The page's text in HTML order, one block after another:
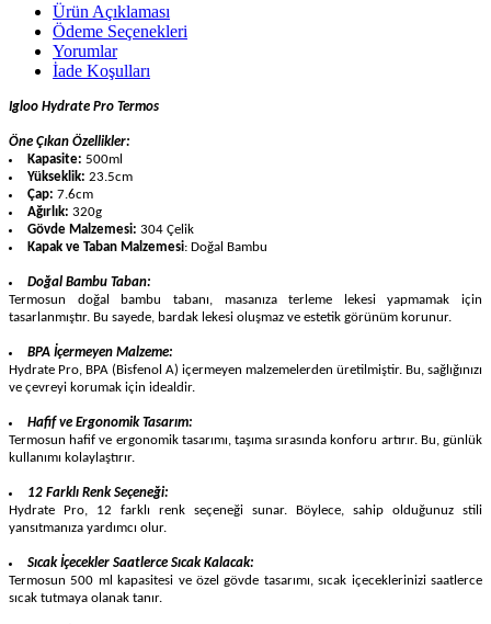
Ürün Açıklaması
Ödeme Seçenekleri
Yorumlar
İade Koşulları
Igloo Hydrate Pro Termos
Öne Çıkan Özellikler:
Kapasite:500ml
Yükseklik: 23.5cm
Çap: 7.6cm
Ağırlık:320g
Gövde Malzemesi: 304 Çelik
Kapak ve Taban Malzemesi: Doğal Bambu
Doğal Bambu Taban:
Termosun doğal bambu tabanı, masanıza terleme lekesi yapmamak için
tasarlanmıştır. Bu sayede, bardak lekesi oluşmaz ve estetik görünüm korunur.
BPA İçermeyen Malzeme:
Hydrate Pro, BPA (Bisfenol A) içermeyen malzemelerden üretilmiştir. Bu, sağlığınızı
ve çevreyi korumak için idealdir.
Hafif ve Ergonomik Tasarım:
Termosun hafif ve ergonomik tasarımı, taşıma sırasında konforu artırır. Bu, günlük
kullanımı kolaylaştırır.
12 Farklı Renk Seçeneği:
Hydrate Pro, 12 farklı renk seçeneği sunar. Böylece, sahip olduğunuz stili
yansıtmanıza yardımcı olur.
Sıcak İçecekler Saatlerce Sıcak Kalacak:
Termosun 500 ml kapasitesi ve özel gövde tasarımı, sıcak içeceklerinizi saatlerce
sıcak tutmaya olanak tanır.